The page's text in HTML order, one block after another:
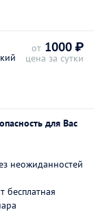
от 1000 ₽
цена за сутки
для Вас
неожиданностей
бесплатная